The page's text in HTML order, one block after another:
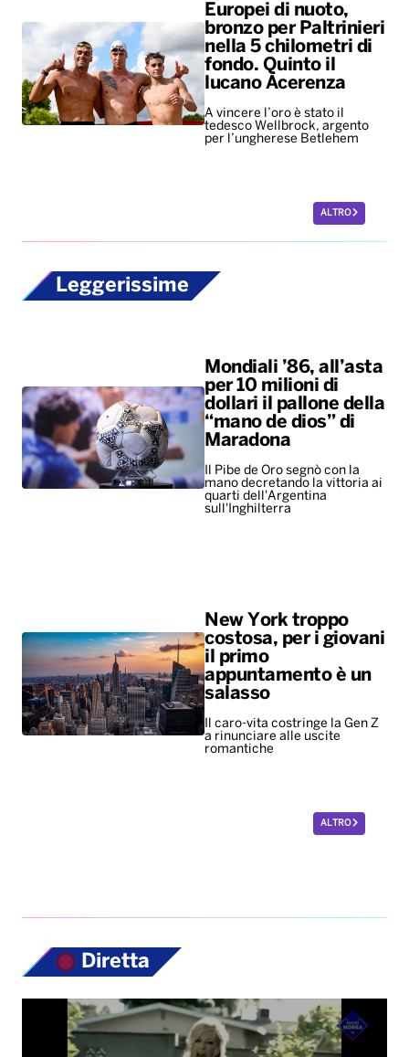
Europei di nuoto,
bronzo per Paltrinieri
nella 5 chilometri di
fondo. Quinto il
lucano Acerenza
A vincere l’oro è stato il
tedesco Wellbrock, argento
per l’ungherese Betlehem
ALTRO
Leggerissime
Mondiali ’86, all’asta
per 10 milioni di
dollari il pallone della
“mano de dios” di
Maradona
Il Pibe de Oro segnò con la
mano decretando la vittoria ai
quarti dell'Argentina
sull'Inghilterra
New York troppo
costosa, per i giovani
il primo
appuntamento è un
salasso
Il caro-vita costringe la Gen Z
a rinunciare alle uscite
romantiche
ALTRO
Diretta